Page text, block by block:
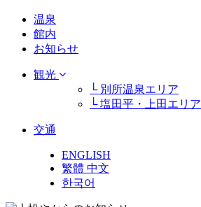
温泉
館内
お知らせ
観光
└ 別所温泉エリア
└ 塩田平・上田エリア
交通
ENGLISH
繁體 中文
한국어